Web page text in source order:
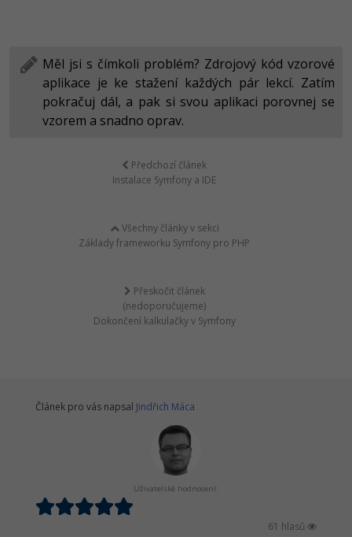
Měl jsi s čímkoli problém? Zdrojový kód vzorové
aplikace je ke stažení každých pár lekcí. Zatím
pokračuj dál, a pak si svou aplikaci porovnej se
vzorem a snadno oprav.
Předchozí článek
Instalace Symfony a IDE
Všechny články v sekci
Základy frameworku Symfony pro PHP
Přeskočit článek
(nedoporučujeme)
Dokončení kalkulačky v Symfony
Článek pro vás napsal Jindřich Máca
Uživatelské hodnocení:
61 hlasů